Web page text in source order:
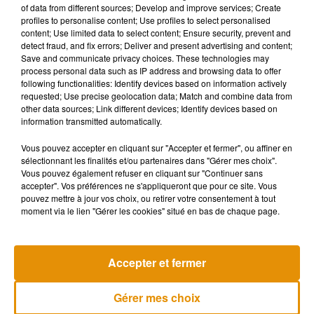
même pas, contente pour toi !" , peut-on en effet lire en
commentaires.
Bon et bien aujourd’hui j’ai officiellement retrouvé mon
poids d’avant grossesse je suis trop contente !!!!!! Rt si tu
t’en fou �xÈ�xÈ�xÈ
— Nabilla Vergara (@Nabilla)January 22, 2020
of data from different sources; Develop and improve services; Create
profiles to personalise content; Use profiles to select personalised
content; Use limited data to select content; Ensure security, prevent and
detect fraud, and fix errors; Deliver and present advertising and content;
Save and communicate privacy choices. These technologies may
process personal data such as IP address and browsing data to offer
following functionalities: Identify devices based on information actively
requested; Use precise geolocation data; Match and combine data from
other data sources; Link different devices; Identify devices based on
information transmitted automatically.
Vous pouvez accepter en cliquant sur "Accepter et fermer", ou affiner en
sélectionnant les finalités et/ou partenaires dans "Gérer mes choix".
Vous pouvez également refuser en cliquant sur "Continuer sans
accepter". Vos préférences ne s'appliqueront que pour ce site. Vous
pouvez mettre à jour vos choix, ou retirer votre consentement à tout
moment via le lien "Gérer les cookies" situé en bas de chaque page.
Gérer mes choix
Accepter et fermer